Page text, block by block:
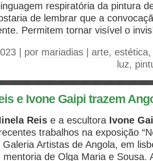
respiratória da pintura
de lembrar que a
Permitem tornar visível o
| por mariadias arte, estética
luz,
e Ivone Gaipi trazem
Reis e a escultora Ivone
trabalhos na exposição
Galeria Artistas de Angola, em
mentoria de Olga Maria e Sousa.